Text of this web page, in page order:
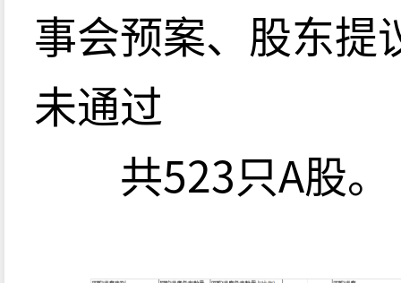
事会预案、股东提
未通过
共523只A股。